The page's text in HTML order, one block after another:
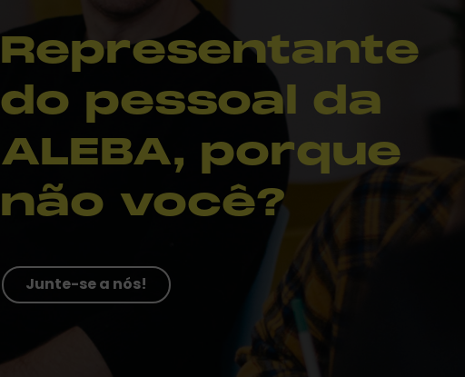
Representante
do pessoal da
ALEBA, porque
não você?
Junte-se a nós!